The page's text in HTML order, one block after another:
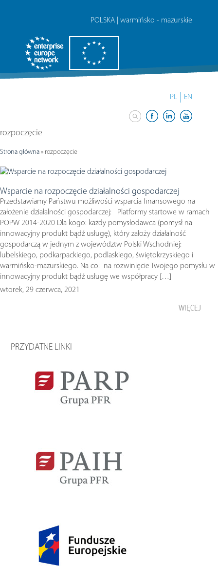
POLSKA | warmińsko - mazurskie
PL EN
rozpoczęcie
Strona główna » rozpoczęcie
Wsparcie na rozpoczęcie działalności gospodarczej
Przedstawiamy Państwu możliwości wsparcia finansowego na
założenie działalności gospodarczej: Platformy startowe w ramach
POPW 2014-2020 Dla kogo: każdy pomysłodawca (pomysł na
innowacyjny produkt bądź usługę), który założy działalność
gospodarczą w jednym z województw Polski Wschodniej:
lubelskiego, podkarpackiego, podlaskiego, świętokrzyskiego i
warmińsko-mazurskiego. Na co: na rozwinięcie Twojego pomysłu w
innowacyjny produkt bądź usługę we współpracy […]
wtorek, 29 czerwca, 2021
WIĘCEJ
PRZYDATNE LINKI